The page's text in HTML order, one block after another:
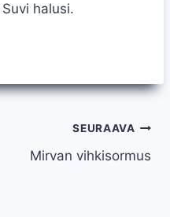
halusi.
SEURAAVA
Mirvan vihkisormus